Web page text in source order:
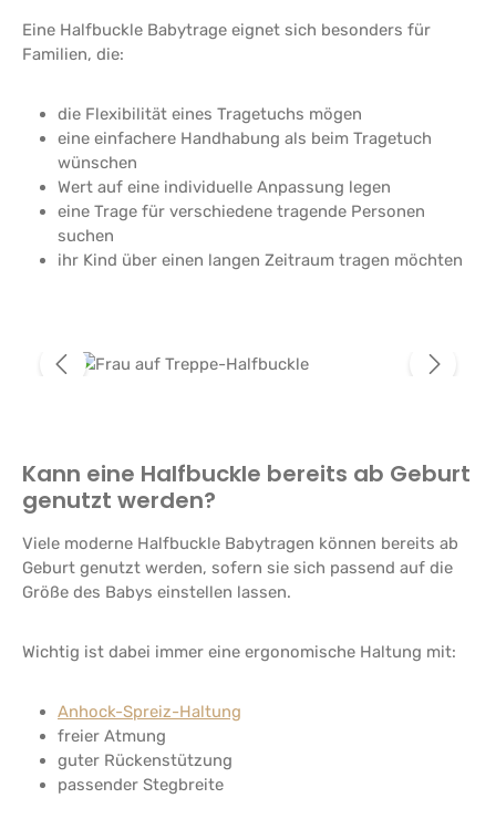
Eine Halfbuckle Babytrage eignet sich besonders für
Familien, die:
die Flexibilität eines Tragetuchs mögen
eine einfachere Handhabung als beim Tragetuch
wünschen
Wert auf eine individuelle Anpassung legen
eine Trage für verschiedene tragende Personen
suchen
ihr Kind über einen langen Zeitraum tragen möchten
Bildergalerie überspringen
Kann eine Halfbuckle bereits ab Geburt
genutzt werden?
Viele moderne Halfbuckle Babytragen können bereits ab
Geburt genutzt werden, sofern sie sich passend auf die
Größe des Babys einstellen lassen.
Wichtig ist dabei immer eine ergonomische Haltung mit:
Anhock-Spreiz-Haltung
freier Atmung
guter Rückenstützung
passender Stegbreite